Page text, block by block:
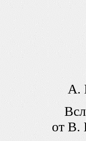
А.
от В.